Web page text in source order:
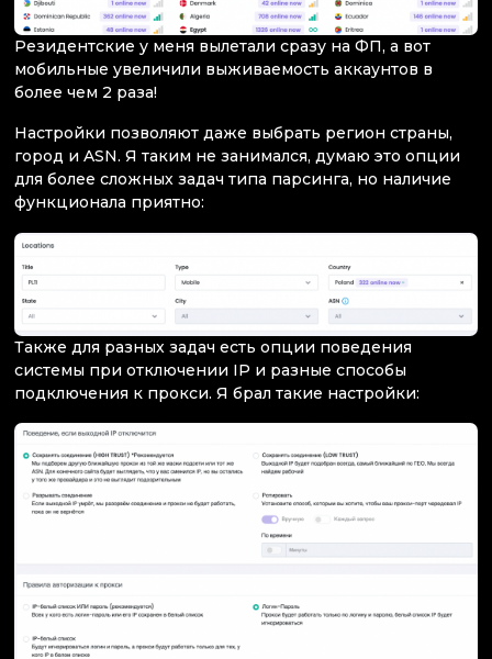
Резидентские у меня вылетали сразу на ФП, а вот
мобильные увеличили выживаемость аккаунтов в
более чем 2 раза!
Настройки позволяют даже выбрать регион страны,
город и ASN. Я таким не занимался, думаю это опции
для более сложных задач типа парсинга, но наличие
функционала приятно:
Также для разных задач есть опции поведения
системы при отключении IP и разные способы
подключения к прокси. Я брал такие настройки: